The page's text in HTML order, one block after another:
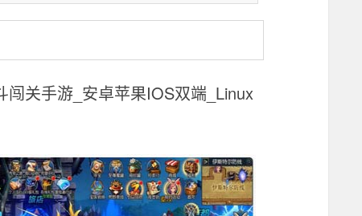
关手游_安卓苹果IOS双端_Linux